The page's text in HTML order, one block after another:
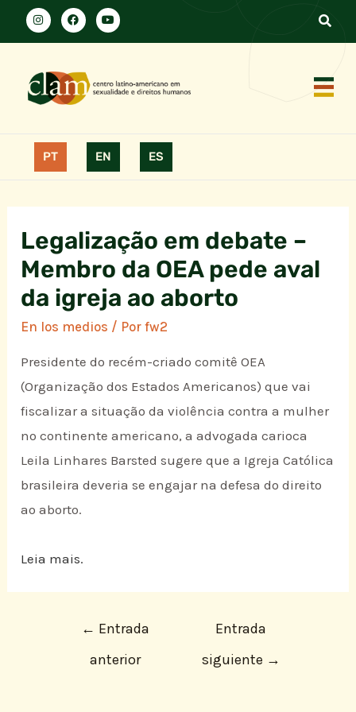
PT EN ES
Legalização em debate –
Membro da OEA pede aval
da igreja ao aborto
En los medios / Porfw2
Presidente do recém-criado comitê OEA
(Organização dos Estados Americanos) que vai
fiscalizar a situação da violência contra a mulher
no continente americano, a advogada carioca
Leila Linhares Barsted sugere que a Igreja Católica
brasileira deveria se engajar na defesa do direito
ao aborto.
Leia mais.
← Entrada
anterior
Entrada
siguiente →